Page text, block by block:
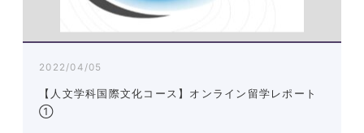
2022/04/05
【人文学科国際文化コース】オンライン留学レポート
①